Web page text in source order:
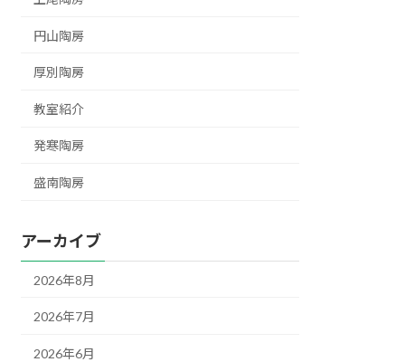
円山陶房
厚別陶房
教室紹介
発寒陶房
盛南陶房
アーカイブ
2026年8月
2026年7月
2026年6月